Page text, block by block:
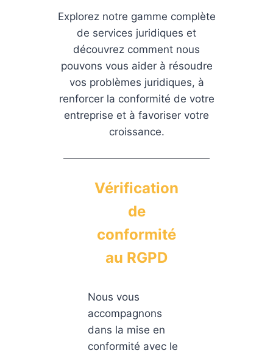
Explorez notre gamme complète
de services juridiques et
découvrez comment nous
pouvons vous aider à résoudre
vos problèmes juridiques, à
renforcer la conformité de votre
entreprise et à favoriser votre
croissance.
Vérification
de
conformité
au RGPD
Nous vous
accompagnons
dans la mise en
conformité avec le